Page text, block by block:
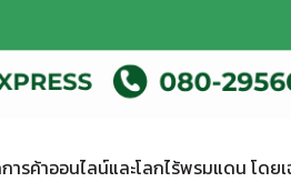
รค้าออนไลน์และโลกไร้พรมแดน โด